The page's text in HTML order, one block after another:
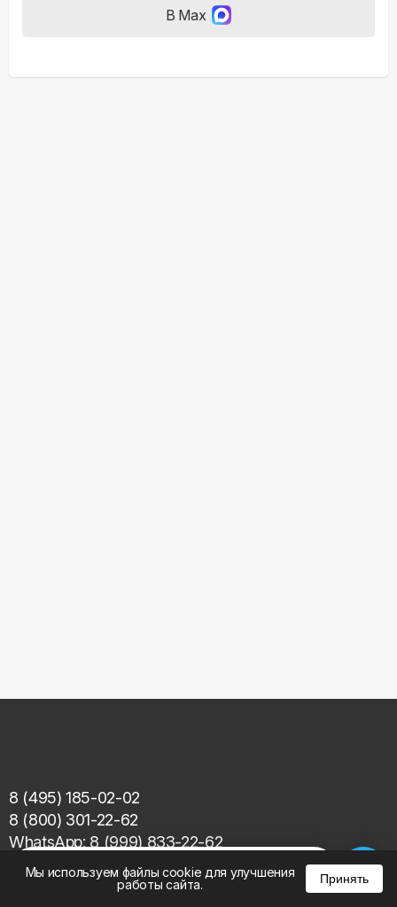
В Max
Мы используем файлы cookie для улучшения
работы сайта.
Принять
8 (495) 185-02-02
8 (800) 301-22-62
WhatsApp: 8 (999) 833-22-62
info@aeros.su
Политика конфиденциальности